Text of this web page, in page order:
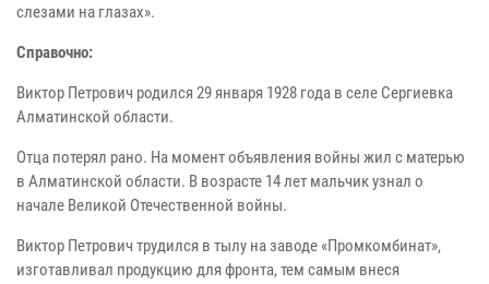
слезами на глазах».
Справочно:
Виктор Петрович родился 29 января 1928 года в селе Сергиевка
Алматинской области.
Отца потерял рано. На момент объявления войны жил с матерью
в Алматинской области. В возрасте 14 лет мальчик узнал о
начале Великой Отечественной войны.
Виктор Петрович трудился в тылу на заводе «Промкомбинат»,
изготавливал продукцию для фронта, тем самым внеся